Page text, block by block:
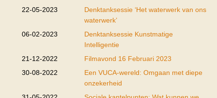
22-05-2023
Denktanksessie ‘Het waterwerk van ons
waterwerk’
06-02-2023
Denktanksessie Kunstmatige
Intelligentie
21-12-2022
Filmavond 16 Februari 2023
30-08-2022
Een VUCA-wereld: Omgaan met diepe
onzekerheid